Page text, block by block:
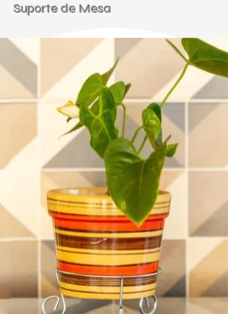
Suporte de Mesa